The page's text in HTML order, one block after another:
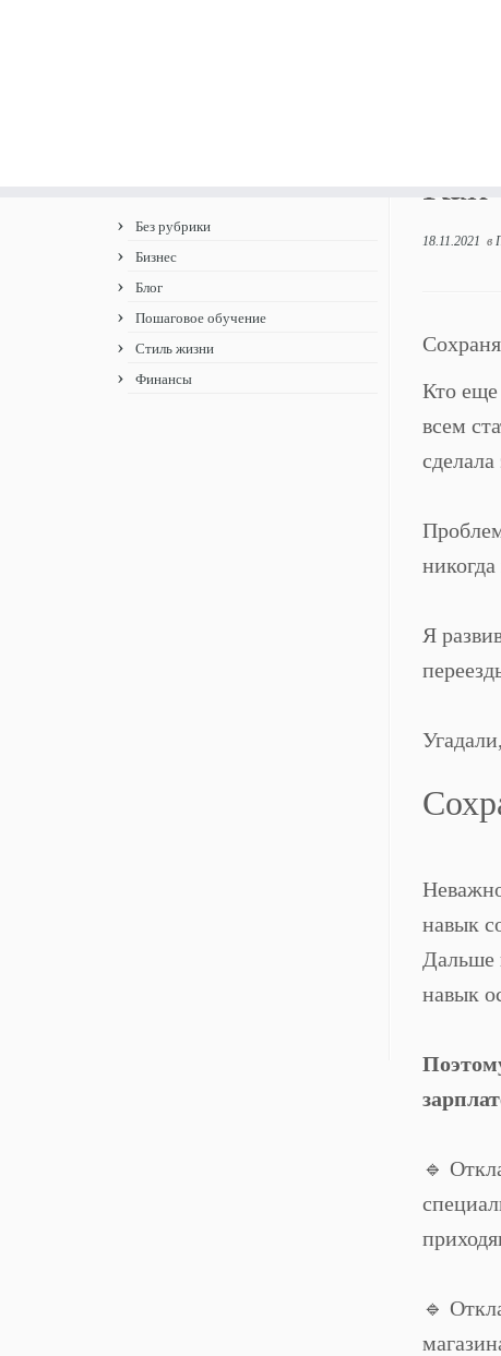
Без рубрики
Бизнес
Блог
Пошаговое обучение
Стиль жизни
Финансы
Как
18.11.2021 в
Кто еще
всем
Я
навык
Дальше
навык
🔹
🔹